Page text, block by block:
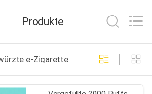
Vape-
80
Produkte
e-Zigarette